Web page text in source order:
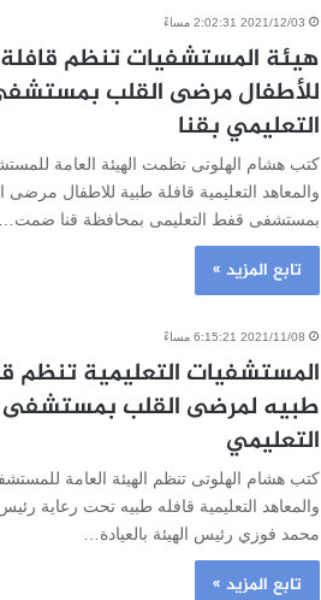
2021/12/03 2:02:31 مساءً
هيئة المستشفيات تنظم قافلة
للأطفال مرضى القلب
التعليمي بقنا
كتب هشام الهلوتى نظمت الهيئة العامة
والمعاهد التعليمية قافلة طبية للاطفال مرضى
بمستشفى قفط التعليمى بمحافظة قنا ضمت…
تابع المزيد »
2021/11/08 6:15:21 مساءً
المستشفيات التعليمية تنظم
طبيه لمرضى القلب
التعليمي
كتب هشام الهلوتى تنظم الهيئة العامة
والمعاهد التعليمية قافله طبيه تحت رعاية رئيس
محمد فوزي رئيس الهيئة بالعيادة…
تابع المزيد »